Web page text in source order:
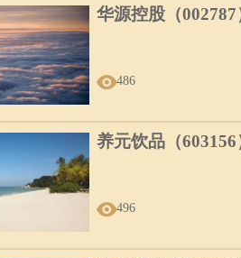
华源控股（
486
养元饮品（
496